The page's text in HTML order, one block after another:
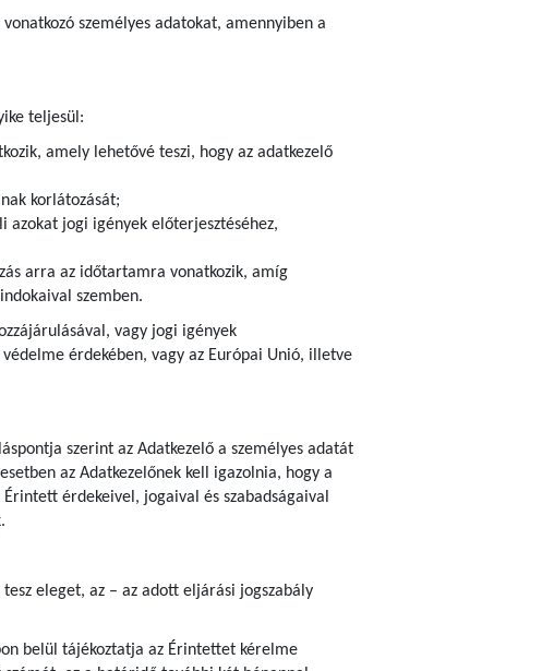
személyes adatokat, amennyiben a
teljesül:
amely lehetővé teszi, hogy az adatkezelő
korlátozását;
azokat jogi igények előterjesztéséhez,
arra az időtartamra vonatkozik, amíg
szemben.
vagy jogi igények
érdekében, vagy az Európai Unió, illetve
szerint az Adatkezelő a személyes adatát
az Adatkezelőnek kell igazolnia, hogy a
érdekeivel, jogaival és szabadságaival
eleget, az – az adott eljárási jogszabály
belül tájékoztatja az Érintettet kérelme